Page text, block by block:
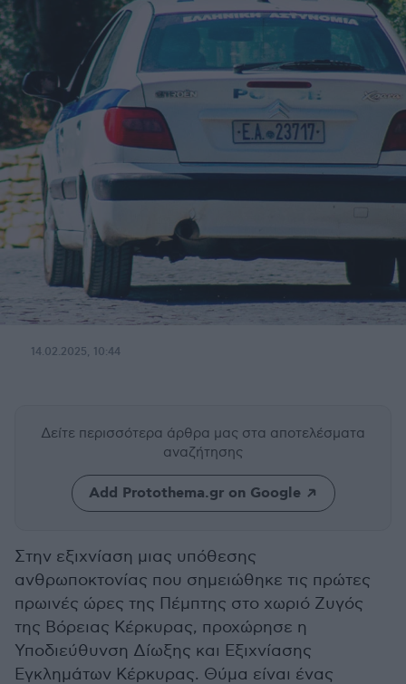
14.02.2025, 10:44
Δείτε περισσότερα άρθρα μας στα αποτελέσματα
αναζήτησης
Add Protothema.gr on Google
Στην εξιχνίαση μιας υπόθεσης
ανθρωποκτονίας που σημειώθηκε τις πρώτες
πρωινές ώρες της Πέμπτης στο χωριό Ζυγός
της Βόρειας Κέρκυρας, προχώρησε η
Υποδιεύθυνση Δίωξης και Εξιχνίασης
Εγκλημάτων Κέρκυρας. Θύμα είναι ένας